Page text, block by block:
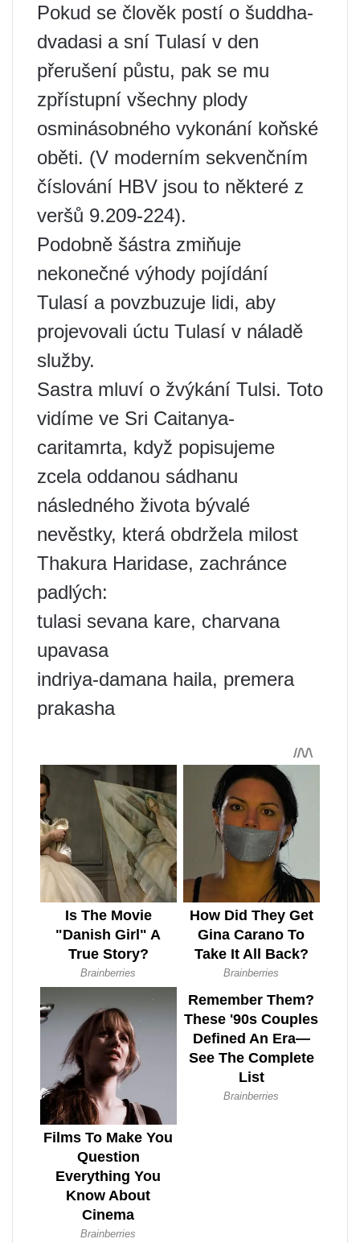
Pokud se člověk postí o šuddha-
dvadasi a sní Tulasí v den
přerušení půstu, pak se mu
zpřístupní všechny plody
osminásobného vykonání koňské
oběti. (V moderním sekvenčním
číslování HBV jsou to některé z
veršů 9.209-224).
Podobně šástra zmiňuje
nekonečné výhody pojídání
Tulasí a povzbuzuje lidi, aby
projevovali úctu Tulasí v náladě
služby.
Sastra mluví o žvýkání Tulsi. Toto
vidíme ve Sri Caitanya-
caritamrta, když popisujeme
zcela oddanou sádhanu
následného života bývalé
nevěstky, která obdržela milost
Thakura Haridase, zachránce
padlých:
tulasi sevana kare, charvana
upavasa
indriya-damana haila, premera
prakasha